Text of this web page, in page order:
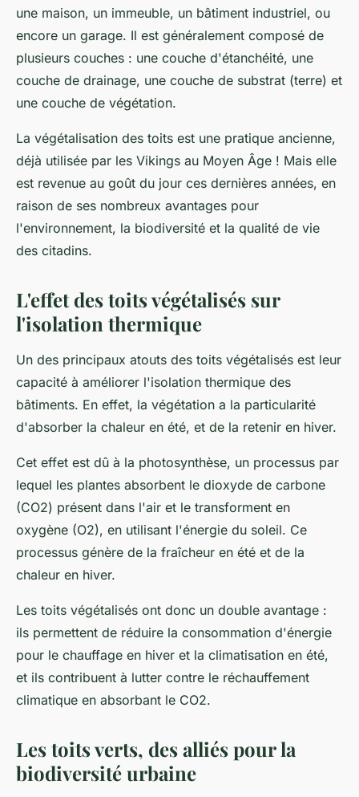
une maison, un immeuble, un bâtiment industriel, ou
encore un garage. Il est généralement composé de
plusieurs couches : une couche d'étanchéité, une
couche de drainage, une couche de substrat (terre) et
une couche de végétation.
La végétalisation des toits est une pratique ancienne,
déjà utilisée par les Vikings au Moyen Âge ! Mais elle
est revenue au goût du jour ces dernières années, en
raison de ses nombreux avantages pour
l'environnement, la biodiversité et la qualité de vie
des citadins.
L'effet des toits végétalisés sur
l'isolation thermique
Un des principaux atouts des toits végétalisés est leur
capacité à améliorer l'isolation thermique des
bâtiments. En effet, la végétation a la particularité
d'absorber la chaleur en été, et de la retenir en hiver.
Cet effet est dû à la photosynthèse, un processus par
lequel les plantes absorbent le dioxyde de carbone
(CO2) présent dans l'air et le transforment en
oxygène (O2), en utilisant l'énergie du soleil. Ce
processus génère de la fraîcheur en été et de la
chaleur en hiver.
Les toits végétalisés ont donc un double avantage :
ils permettent de réduire la consommation d'énergie
pour le chauffage en hiver et la climatisation en été,
et ils contribuent à lutter contre le réchauffement
climatique en absorbant le CO2.
Les toits verts, des alliés pour la
biodiversité urbaine